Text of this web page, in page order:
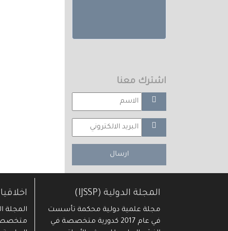
اشترك معنا
ارسال
المجلة الدولية (IJSSP)
مجلة علمية دولية محكمة تأسست
في عام 2017 كدورية متخصصة في
متخصصة